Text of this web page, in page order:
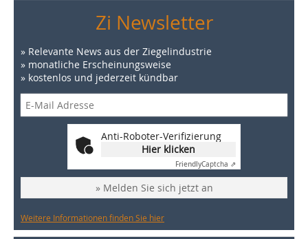
Zi Newsletter
» Relevante News aus der Ziegelindustrie
» monatliche Erscheinungsweise
» kostenlos und jederzeit kündbar
Anti-Roboter-Verifizierung
Hier klicken
FriendlyCaptcha ⇗
» Melden Sie sich jetzt an
Weitere Informationen finden Sie hier